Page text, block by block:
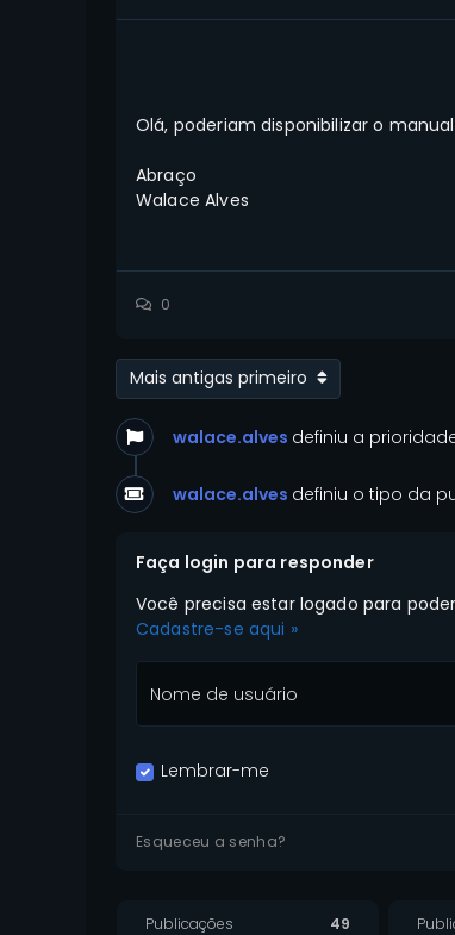
Olá, poderiam disponibilizar o
Abraço
Walace Alves
0
Mais antigas primeiro
walace.alves definiu a
walace.alves definiu o tipo da
Faça login para responder
Você precisa estar logado para
Cadastre-se aqui »
Nome de usuário
Lembrar-me
Esqueceu a senha?
Publicações 49